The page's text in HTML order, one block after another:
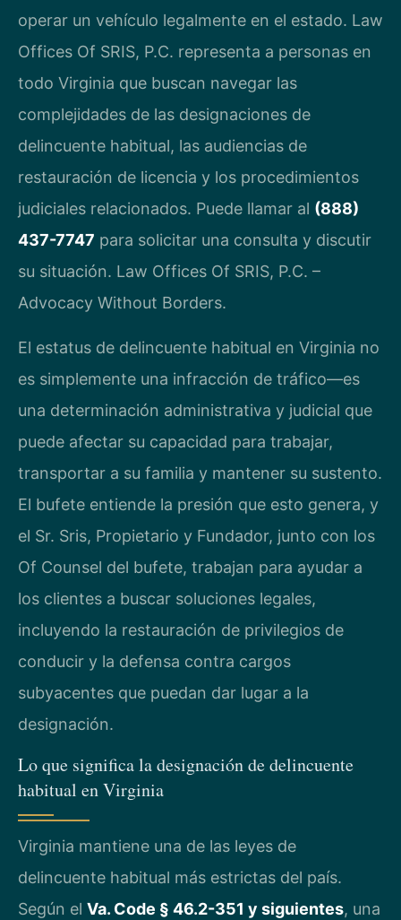
operar un vehículo legalmente en el estado. Law
Offices Of SRIS, P.C. representa a personas en
todo Virginia que buscan navegar las
complejidades de las designaciones de
delincuente habitual, las audiencias de
restauración de licencia y los procedimientos
judiciales relacionados. Puede llamar al (888)
437-7747 para solicitar una consulta y discutir
su situación. Law Offices Of SRIS, P.C. –
Advocacy Without Borders.
El estatus de delincuente habitual en Virginia no
es simplemente una infracción de tráfico—es
una determinación administrativa y judicial que
puede afectar su capacidad para trabajar,
transportar a su familia y mantener su sustento.
El bufete entiende la presión que esto genera, y
el Sr. Sris, Propietario y Fundador, junto con los
Of Counsel del bufete, trabajan para ayudar a
los clientes a buscar soluciones legales,
incluyendo la restauración de privilegios de
conducir y la defensa contra cargos
subyacentes que puedan dar lugar a la
designación.
Lo que significa la designación de delincuente
habitual en Virginia
Virginia mantiene una de las leyes de
delincuente habitual más estrictas del país.
Según el Va. Code § 46.2-351 y siguientes, una